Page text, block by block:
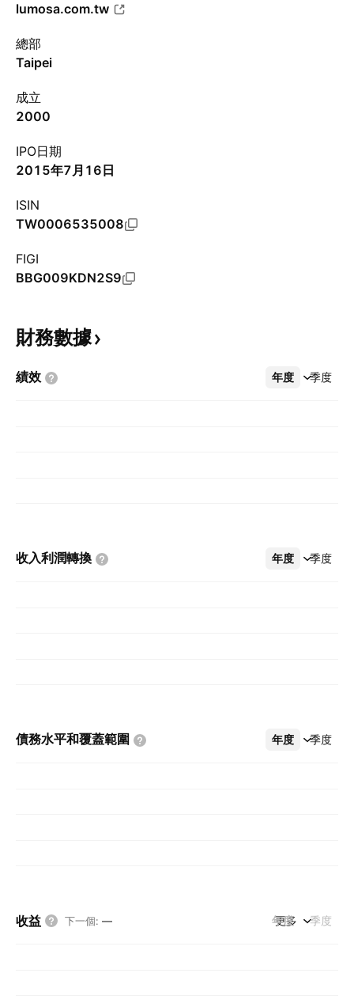
lumosa.com.tw
總部
Taipei
成立
2000
IPO日期
2015年7月16日
ISIN
TW0006535008
FIGI
BBG009KDN2S9
財務數據
績效 年度 季度
更多
收入利潤轉換 年度 季度
更多
債務水平和覆蓋範圍 年度 季度
更多
收益 下一個: — 年度 季度
更多